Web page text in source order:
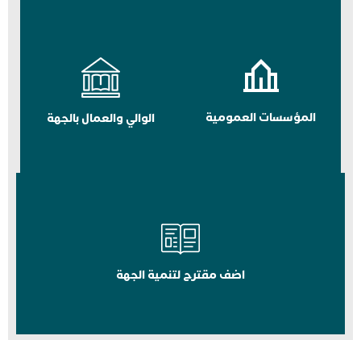
المؤسسات العمومية الوالي والعمال بالجهة
اضف مقترح لتنمية الجهة